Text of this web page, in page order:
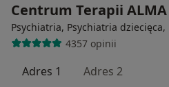
Centrum Terapii ALMA
Psychiatria, Psychiatria dziecięca,
4357 opinii
Adres 1 Adres 2